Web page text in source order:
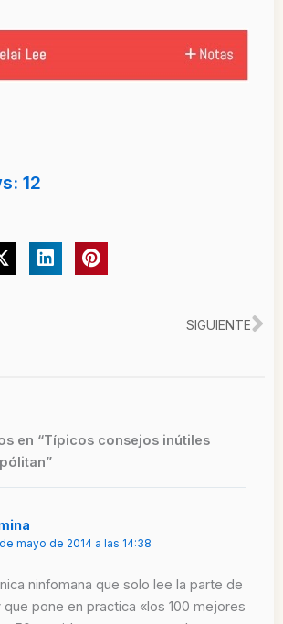
12
SIGUIENTE
en “Típicos consejos inútiles
mayo de 2014 a las 14:38
ninfomana que solo lee la parte de
pone en practica «los 100 mejores